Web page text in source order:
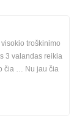
troškinimo
3 valandas reikia
čia … Nu jau čia